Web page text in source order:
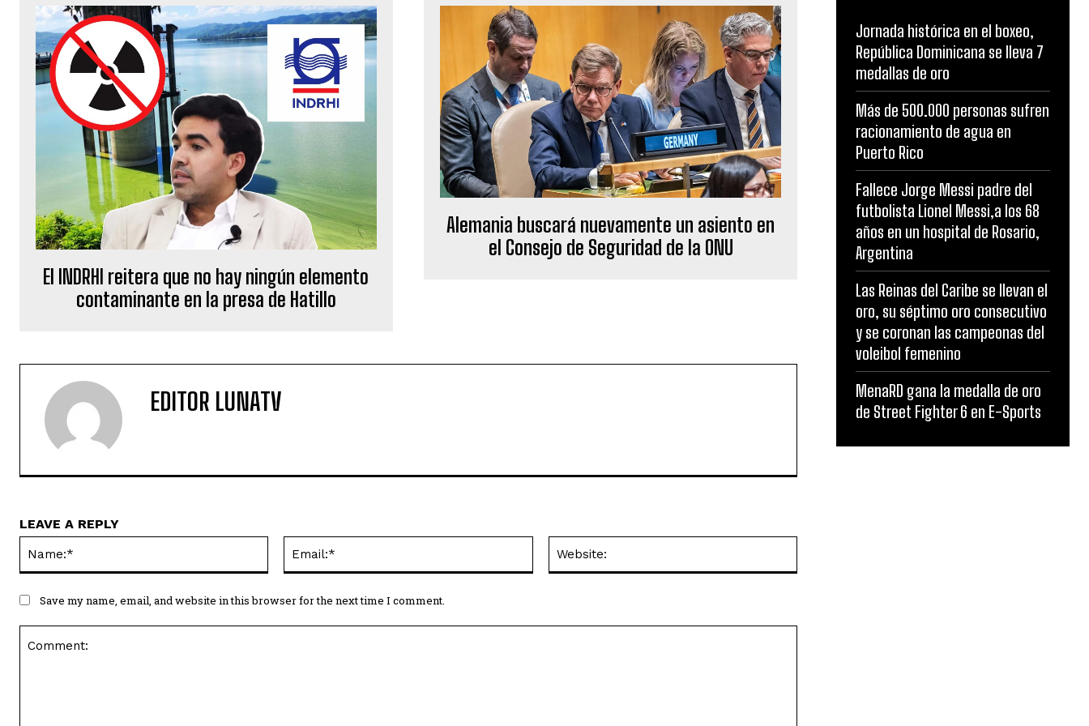
El INDRHI reitera que no hay ningún elemento
contaminante en la presa de Hatillo
Alemania buscará nuevamente un asiento en
el Consejo de Seguridad de la ONU
EDITOR LUNATV
LEAVE A REPLY
Save my name, email, and website in this browser for the next time I comment.
Jornada histórica en el boxeo,
República Dominicana se lleva 7
medallas de oro
Más de 500.000 personas sufren
racionamiento de agua en
Puerto Rico
Fallece Jorge Messi padre del
futbolista Lionel Messi,a los 68
años en un hospital de Rosario,
Argentina
Las Reinas del Caribe se llevan el
oro, su séptimo oro consecutivo
y se coronan las campeonas del
voleibol femenino
MenaRD gana la medalla de oro
de Street Fighter 6 en E-Sports